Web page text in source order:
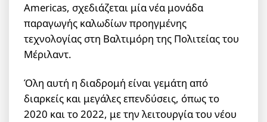
Americas, σχεδιάζεται μία νέα μονάδα
παραγωγής καλωδίων προηγμένης
τεχνολογίας στη Βαλτιμόρη της Πολιτείας του
Μέριλαντ.
Όλη αυτή η διαδρομή είναι γεμάτη από
διαρκείς και μεγάλες επενδύσεις, όπως το
2020 και το 2022, με την λειτουργία του νέου